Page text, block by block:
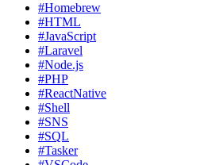
#Homebrew
#HTML
#JavaScript
#Laravel
#Node.js
#PHP
#ReactNative
#Shell
#SNS
#SQL
#Tasker